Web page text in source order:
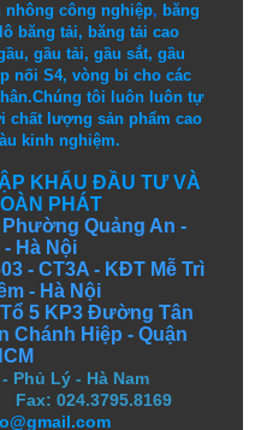
nhông công nghiệp, băng
băng tải, băng tải cao
, gầu tải, gầu sắt, gầu
nối S4, vòng bi cho các
Chúng tôi luôn luôn tự
chất lượng sảnphẩm cao
kinh nghiệm.
KHẨU ĐẦU TƯ VÀ
PHÁT
Quảng An -
Hà Nội
- CT3A - KĐT Mễ Trì
- Hà Nội
5 KP3 Đường Tân
Chánh Hiệp - Quận
Phủ Lý - Hà Nam
024.3795.8169